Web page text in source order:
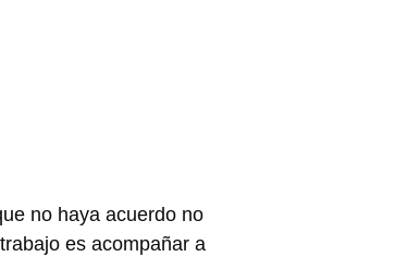
no haya acuerdo no
es acompañar a